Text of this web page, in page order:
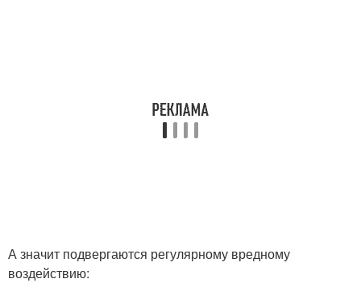
А значит подвергаются регулярному вредному
воздействию: